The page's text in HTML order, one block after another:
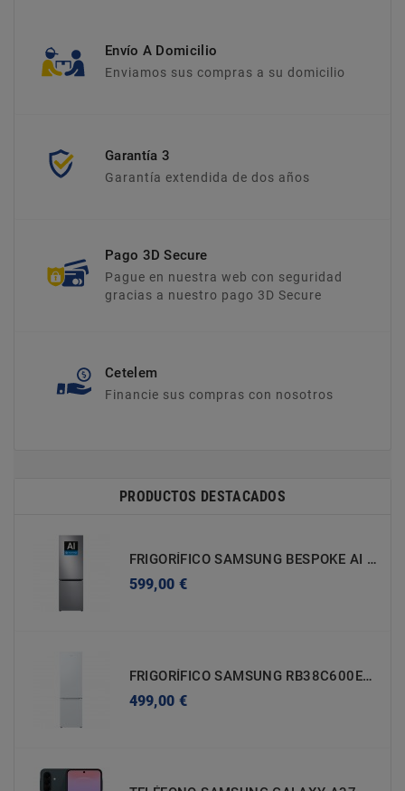
Envío A Domicilio
Enviamos sus compras a su domicilio
Garantía 3
Garantía extendida de dos años
Pago 3D Secure
Pague en nuestra web con seguridad
gracias a nuestro pago 3D Secure
Cetelem
Financie sus compras con nosotros
PRODUCTOS DESTACADOS
FRIGORÍFICO SAMSUNG BESPOKE AI RB34C705CS9/EF C - 2030X595X658mm (h X A X F)
599,00 €
FRIGORÍFICO SAMSUNG RB38C600EWW/EF E - 2030X595X658mm (h X A X F)
499,00 €